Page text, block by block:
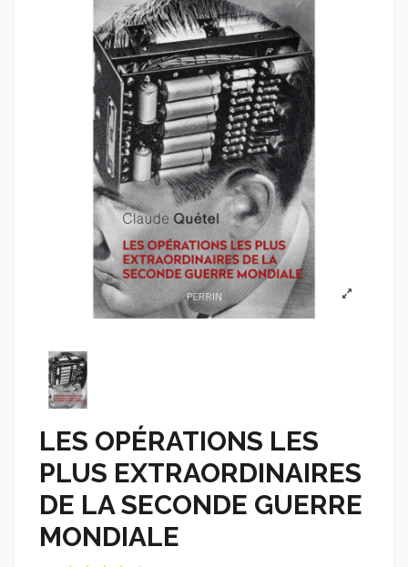
LES OPÉRATIONS LES
PLUS EXTRAORDINAIRES
DE LA SECONDE GUERRE
MONDIALE